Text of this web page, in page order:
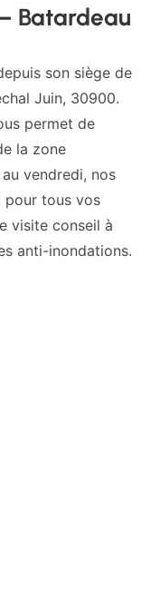
Batardeau
son siège de
Juin, 30900.
permet de
la zone
vendredi, nos
pour tous vos
visite conseil à
anti-inondations.